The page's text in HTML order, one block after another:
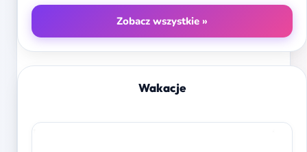
Zobacz wszystkie »
Wakacje